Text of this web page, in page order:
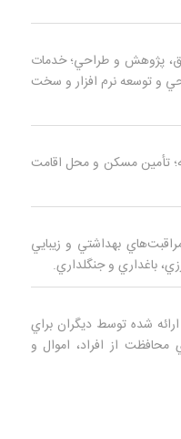
پژوهش و طراحي؛ خدمات
و توسعه نرم‌ افزار و سخت
تأمين مسكن و محل اقامت
مراقبت‌هاي بهداشتي و زيبايي
باغداري و جنگلداري.
ارائه شده توسط ديگران براي
محافظت از افراد، اموال و